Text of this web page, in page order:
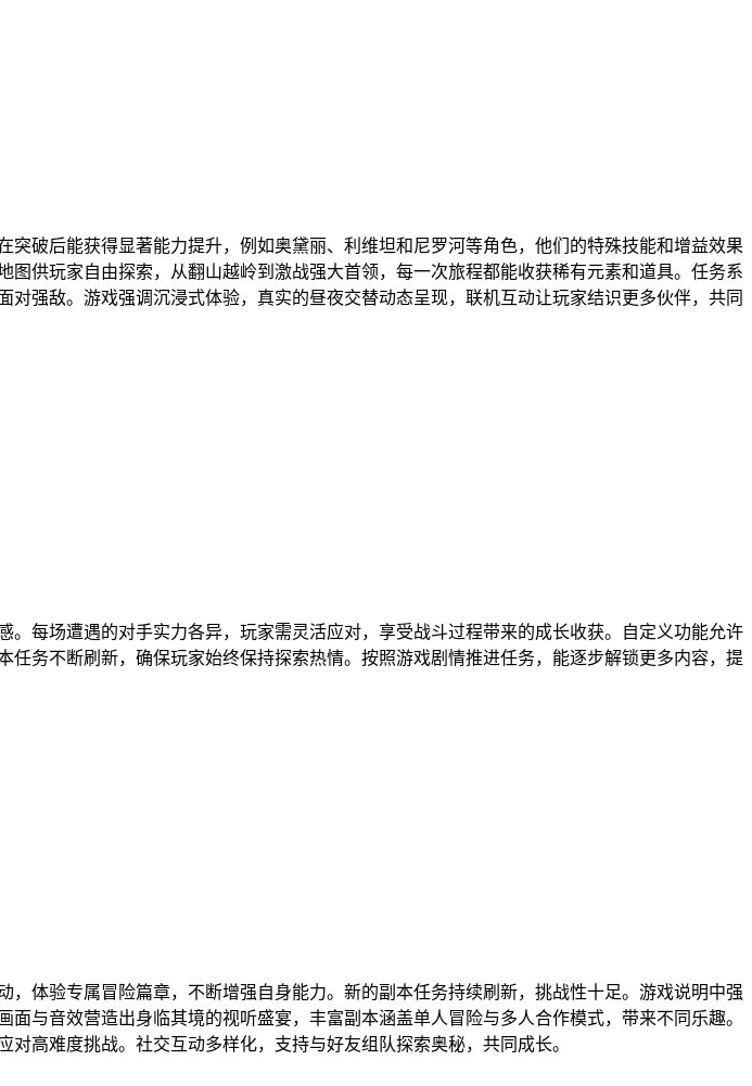
破后能获得显著能力提升，例如奥黛丽、利维坦和尼罗河等角色，他们的特殊技能和增益效果
供玩家自由探索，从翻山越岭到激战强大首领，每一次旅程都能收获稀有元素和道具。任务系
强敌。游戏强调沉浸式体验，真实的昼夜交替动态呈现，联机互动让玩家结识更多伙伴，共同
每场遭遇的对手实力各异，玩家需灵活应对，享受战斗过程带来的成长收获。自定义功能允许
务不断刷新，确保玩家始终保持探索热情。按照游戏剧情推进任务，能逐步解锁更多内容，提
体验专属冒险篇章，不断增强自身能力。新的副本任务持续刷新，挑战性十足。游戏说明中强
与音效营造出身临其境的视听盛宴，丰富副本涵盖单人冒险与多人合作模式，带来不同乐趣。
高难度挑战。社交互动多样化，支持与好友组队探索奥秘，共同成长。